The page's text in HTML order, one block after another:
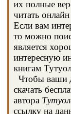
их полные
читать
Если вам
то можно
является
интересную
книгам
Чтобы ваши
скачать
автора
ссылку на